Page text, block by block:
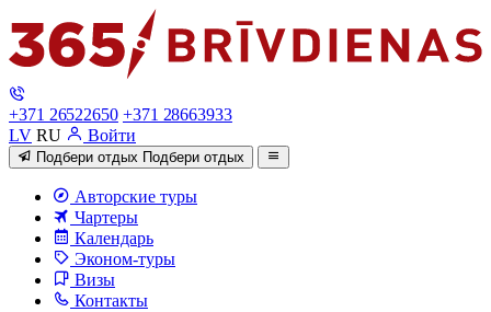
+371 26522650 +371 28663933
LV RU Войти
Подбери отдых Подбери отдых
Авторские туры
Чартеры
Календарь
Эконом-туры
Визы
Контакты